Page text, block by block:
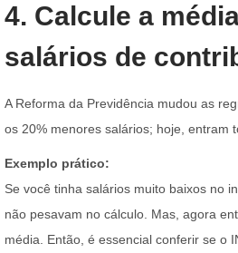
4. Calcule a
salários de
A Reforma da Previdência mudou as
os 20% menores salários; hoje, entram
Exemplo prático:
Se você tinha salários muito baixos no
não pesavam no cálculo. Mas, agora
média. Então, é essencial conferir se o